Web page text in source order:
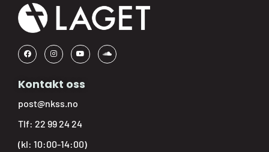
Kontakt oss
post@nkss.no
Tlf: 22 99 24 24
(kl: 10:00-14:00)